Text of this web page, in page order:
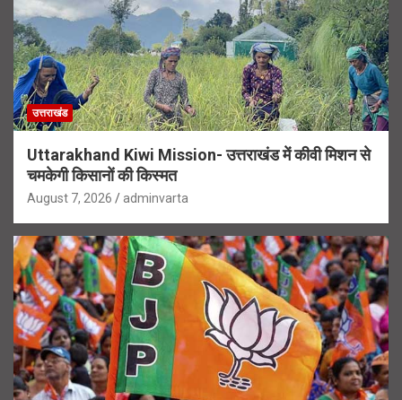
उत्तराखंड
Uttarakhand Kiwi Mission- उत्तराखंड में कीवी मिशन से
चमकेगी किसानों की किस्मत
August 7, 2026 adminvarta